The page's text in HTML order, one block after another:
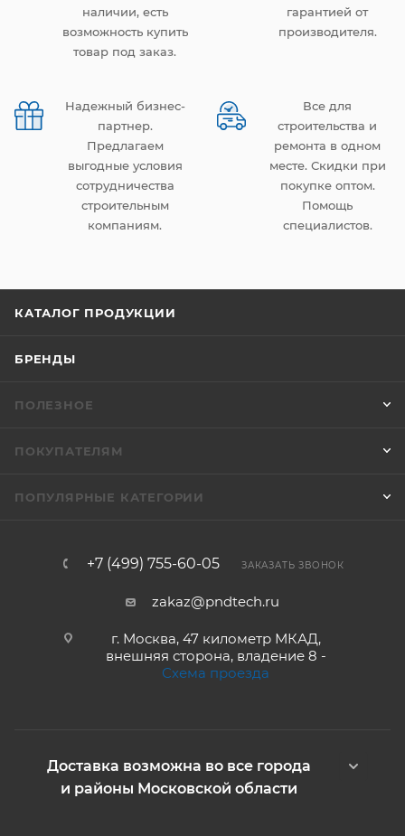
наличии, есть
возможность купить
товар под заказ.
гарантией от
производителя.
Надежный бизнес-
партнер.
Предлагаем
выгодные условия
сотрудничества
строительным
компаниям.
Все для
строительства и
ремонта в одном
месте. Скидки при
покупке оптом.
Помощь
специалистов.
КАТАЛОГ ПРОДУКЦИИ
БРЕНДЫ
ПОЛЕЗНОЕ
ПОКУПАТЕЛЯМ
ПОПУЛЯРНЫЕ КАТЕГОРИИ
+7 (499) 755-60-05 ЗАКАЗАТЬ ЗВОНОК
zakaz@pndtech.ru
г. Москва, 47 километр МКАД,
внешняя сторона, владение 8 -
Схема проезда
Доставка возможна во все города
и районы Московской области